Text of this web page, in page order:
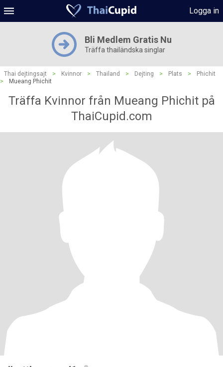
Logga in
Bli Medlem Gratis Nu
Träffa thailändska singlar
Thai dejtingsajt > Kvinnor > Thailand > Dejting > Plats >
Phichit
>
Mueang Phichit
Träffa Kvinnor från Mueang Phichit på
ThaiCupid.com